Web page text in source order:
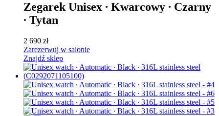
Zegarek Unisex ∙ Kwarcowy ∙ Czarny
∙ Tytan
2 690 zł
Zarezerwuj w salonie
Znajdź sklep